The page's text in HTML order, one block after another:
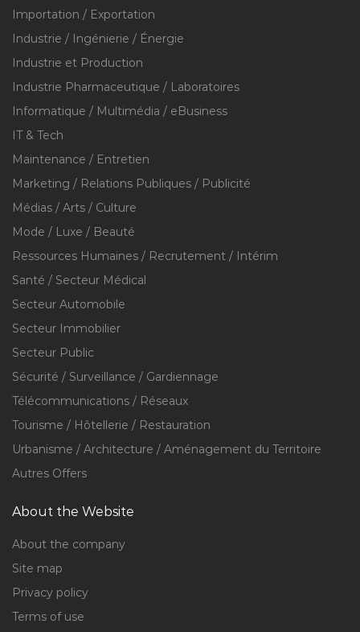
Importation / Exportation
Industrie / Ingénierie / Énergie
Industrie et Production
Industrie Pharmaceutique / Laboratoires
Informatique / Multimédia / eBusiness
IT & Tech
Maintenance / Entretien
Marketing / Relations Publiques / Publicité
Médias / Arts / Culture
Mode / Luxe / Beauté
Ressources Humaines / Recrutement / Intérim
Santé / Secteur Médical
Secteur Automobile
Secteur Immobilier
Secteur Public
Sécurité / Surveillance / Gardiennage
Télécommunications / Réseaux
Tourisme / Hôtellerie / Restauration
Urbanisme / Architecture / Aménagement du Territoire
Autres Offers
About the Website
About the company
Site map
Privacy policy
Terms of use